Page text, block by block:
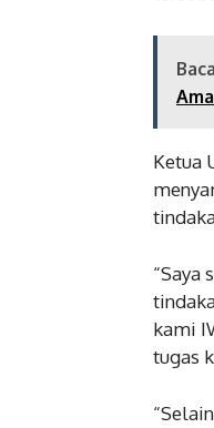
Ketua
“Saya
kami
tugas